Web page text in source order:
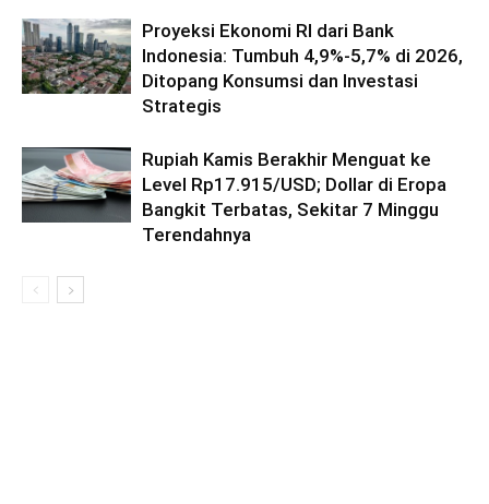
Proyeksi Ekonomi RI dari Bank
Indonesia: Tumbuh 4,9%-5,7% di 2026,
Ditopang Konsumsi dan Investasi
Strategis
Rupiah Kamis Berakhir Menguat ke
Level Rp17.915/USD; Dollar di Eropa
Bangkit Terbatas, Sekitar 7 Minggu
Terendahnya